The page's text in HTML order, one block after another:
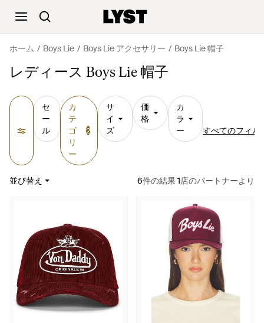
ホーム Boys Lie Boys Lie アクセサリー Boys Lie 帽子
レディース Boys Lie 帽子
セ
ー
ル
カ
テ
ゴ
リ
ー
2
サ
イ
ズ
価
格
カ
ラ
ー
すべてのフィル
並び替え 6件の結果 1店のパートナーより